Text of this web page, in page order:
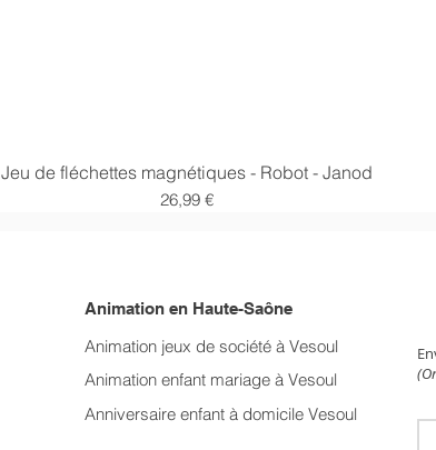
Aperçu rapide
Jeu de fléchettes magnétiques - Robot - Janod
Prix
26,99 €
Animation en Haute-Saône
Animation jeux de société à Vesoul
Animation enfant mariage à Vesoul
Anniversaire enfant à domicile Vesoul